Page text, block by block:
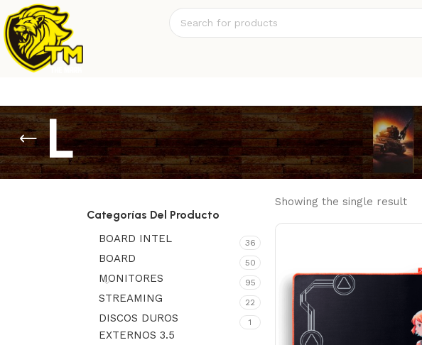
L
Categorías Del Producto
BOARD INTEL 36
BOARD 50
MONITORES 95
STREAMING 22
DISCOS DUROS
EXTERNOS 3.5
1
Showing the single result